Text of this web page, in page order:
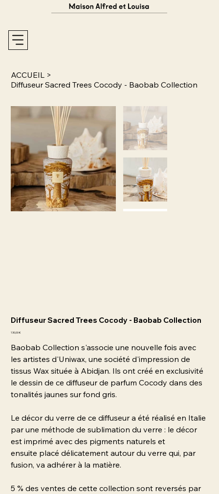
ACCUEIL >
Diffuseur Sacred Trees Cocody - Baobab Collection
Diffuseur Sacred Trees Cocody - Baobab Collection
Prix
130,00 €
Baobab Collection s'associe une nouvelle fois avec
les artistes d'Uniwax, une société d'impression de
tissus Wax située à Abidjan. Ils ont créé en exclusivité
le dessin de ce diffuseur de parfum Cocody dans des
tonalités jaunes sur fond gris.
Le décor du verre de ce diffuseur a été réalisé en Italie
par une méthode de sublimation du verre : le décor
est imprimé avec des pigments naturels et
ensuite placé délicatement autour du verre qui, par
fusion, va adhérer à la matière.
5 % des ventes de cette collection sont reversés par